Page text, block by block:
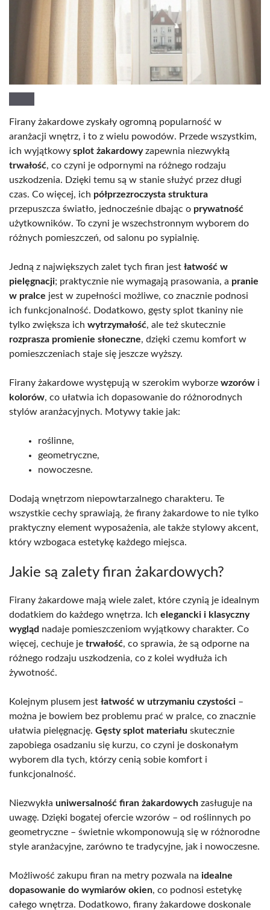
Firany żakardowe zyskały ogromną popularność w
aranżacji wnętrz, i to z wielu powodów. Przede wszystkim,
ich wyjątkowy splot żakardowyzapewnia niezwykłą
trwałość, co czyni je odpornymi na różnego rodzaju
uszkodzenia. Dzięki temu są w stanie służyć przez długi
czas. Co więcej, ich półprzezroczysta struktura
przepuszcza światło, jednocześnie dbając o prywatność
użytkowników. To czyni je wszechstronnym wyborem do
różnych pomieszczeń, od salonu po sypialnię.
Jedną z największych zalet tych firan jest łatwość w
pielęgnacji; praktycznie nie wymagają prasowania, a pranie
w pralce jest w zupełności możliwe, co znacznie podnosi
ich funkcjonalność. Dodatkowo, gęsty splot tkaniny nie
tylko zwiększa ich wytrzymałość, ale też skutecznie
rozprasza promienie słoneczne, dzięki czemu komfort w
pomieszczeniach staje się jeszcze wyższy.
Firany żakardowe występują w szerokim wyborze wzorów i
kolorów, co ułatwia ich dopasowanie do różnorodnych
stylów aranżacyjnych. Motywy takie jak:
roślinne,
geometryczne,
nowoczesne.
Dodają wnętrzom niepowtarzalnego charakteru. Te
wszystkie cechy sprawiają, że firany żakardowe to nie tylko
praktyczny element wyposażenia, ale także stylowy akcent,
który wzbogaca estetykę każdego miejsca.
Jakie są zalety firan żakardowych?
Firany żakardowe mają wiele zalet, które czynią je idealnym
dodatkiem do każdego wnętrza. Ich elegancki i klasyczny
wygląd nadaje pomieszczeniom wyjątkowy charakter. Co
więcej, cechuje je trwałość, co sprawia, że są odporne na
różnego rodzaju uszkodzenia, co z kolei wydłuża ich
żywotność.
Kolejnym plusem jest łatwość w utrzymaniu czystości –
można je bowiem bez problemu prać w pralce, co znacznie
ułatwia pielęgnację. Gęsty splot materiału skutecznie
zapobiega osadzaniu się kurzu, co czyni je doskonałym
wyborem dla tych, którzy cenią sobie komfort i
funkcjonalność.
Niezwykła uniwersalność firan żakardowych zasługuje na
uwagę. Dzięki bogatej ofercie wzorów – od roślinnych po
geometryczne – świetnie wkomponowują się w różnorodne
style aranżacyjne, zarówno te tradycyjne, jak i nowoczesne.
Możliwość zakupu firan na metry pozwala na idealne
dopasowanie do wymiarów okien, co podnosi estetykę
całego wnętrza. Dodatkowo, firany żakardowe doskonale